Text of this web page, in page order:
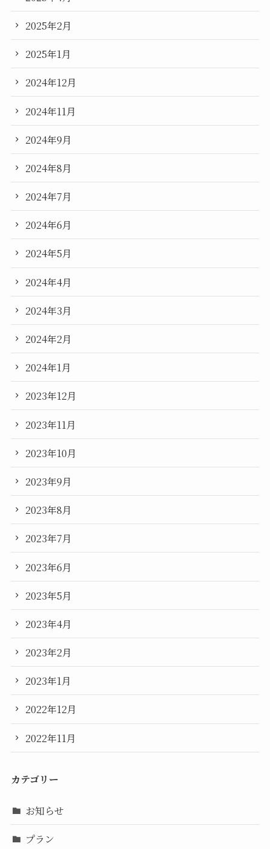
2025年2月
2025年1月
2024年12月
2024年11月
2024年9月
2024年8月
2024年7月
2024年6月
2024年5月
2024年4月
2024年3月
2024年2月
2024年1月
2023年12月
2023年11月
2023年10月
2023年9月
2023年8月
2023年7月
2023年6月
2023年5月
2023年4月
2023年2月
2023年1月
2022年12月
2022年11月
カテゴリー
お知らせ
プラン